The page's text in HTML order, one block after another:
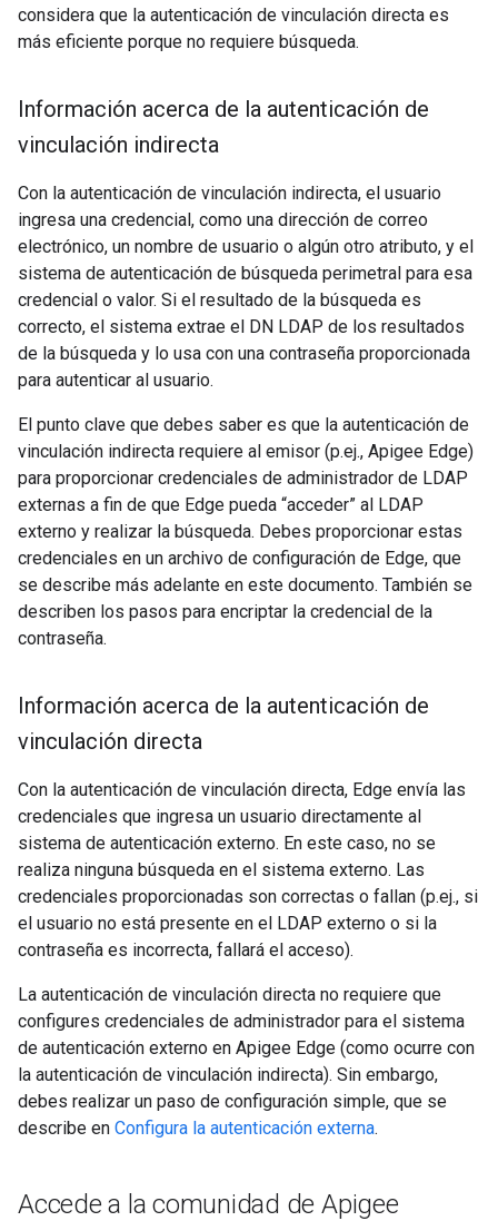
considera que la autenticación de vinculación directa es
más eficiente porque no requiere búsqueda.
Información acerca de la autenticación de
vinculación indirecta
Con la autenticación de vinculación indirecta, el usuario
ingresa una credencial, como una dirección de correo
electrónico, un nombre de usuario o algún otro atributo, y el
sistema de autenticación de búsqueda perimetral para esa
credencial o valor. Si el resultado de la búsqueda es
correcto, el sistema extrae el DN LDAP de los resultados
de la búsqueda y lo usa con una contraseña proporcionada
para autenticar al usuario.
El punto clave que debes saber es que la autenticación de
vinculación indirecta requiere al emisor (p.ej., Apigee Edge)
para proporcionar credenciales de administrador de LDAP
externas a fin de que Edge pueda “acceder” al LDAP
externo y realizar la búsqueda. Debes proporcionar estas
credenciales en un archivo de configuración de Edge, que
se describe más adelante en este documento. También se
describen los pasos para encriptar la credencial de la
contraseña.
Información acerca de la autenticación de
vinculación directa
Con la autenticación de vinculación directa, Edge envía las
credenciales que ingresa un usuario directamente al
sistema de autenticación externo. En este caso, no se
realiza ninguna búsqueda en el sistema externo. Las
credenciales proporcionadas son correctas o fallan (p.ej., si
el usuario no está presente en el LDAP externo o si la
contraseña es incorrecta, fallará el acceso).
La autenticación de vinculación directa no requiere que
configures credenciales de administrador para el sistema
de autenticación externo en Apigee Edge (como ocurre con
la autenticación de vinculación indirecta). Sin embargo,
debes realizar un paso de configuración simple, que se
describe en Configura la autenticación externa.
Accede a la comunidad de Apigee